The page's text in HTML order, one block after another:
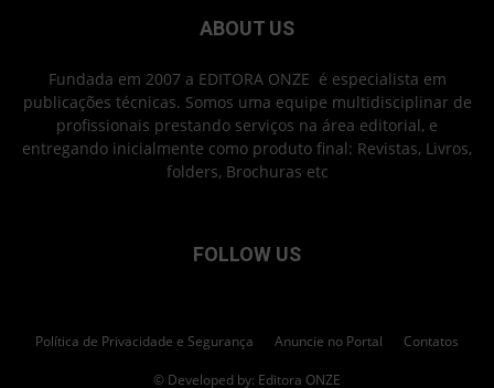
ABOUT US
Fundada em 2007 a EDITORA ONZE é especialista em
publicações técnicas. Somos uma equipe multidisciplinar de
profissionais prestando serviços na área editorial, e
entregando inicialmente como produto final: Revistas, Livros,
folders, Brochuras etc
FOLLOW US
Política de Privacidade e Segurança Anuncie no Portal Contatos
© Developed by: Editora ONZE